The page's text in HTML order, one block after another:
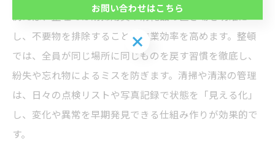
例えば、整理では清掃用具や消耗品の置き場を明確に
し、不要物を排除することで作業効率を高めます。整頓
では、全員が同じ場所に同じものを戻す習慣を徹底し、
紛失や忘れ物によるミスを防ぎます。清掃や清潔の管理
は、日々の点検リストや写真記録で状態を「見える化」
し、変化や異常を早期発見できる仕組み作りが効果的で
す。
お問い合わせはこちら
お問い合わせはこちら